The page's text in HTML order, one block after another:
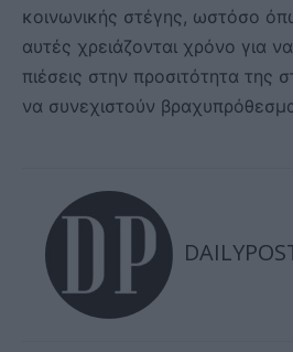
κοινωνικής στέγης, ωστόσο
αυτές χρειάζονται χρόνο για
πιέσεις στην προσιτότητα της
να συνεχιστούν